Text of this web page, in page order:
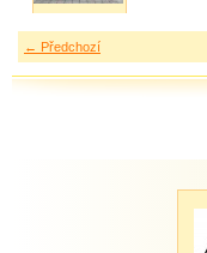
← Předchozí